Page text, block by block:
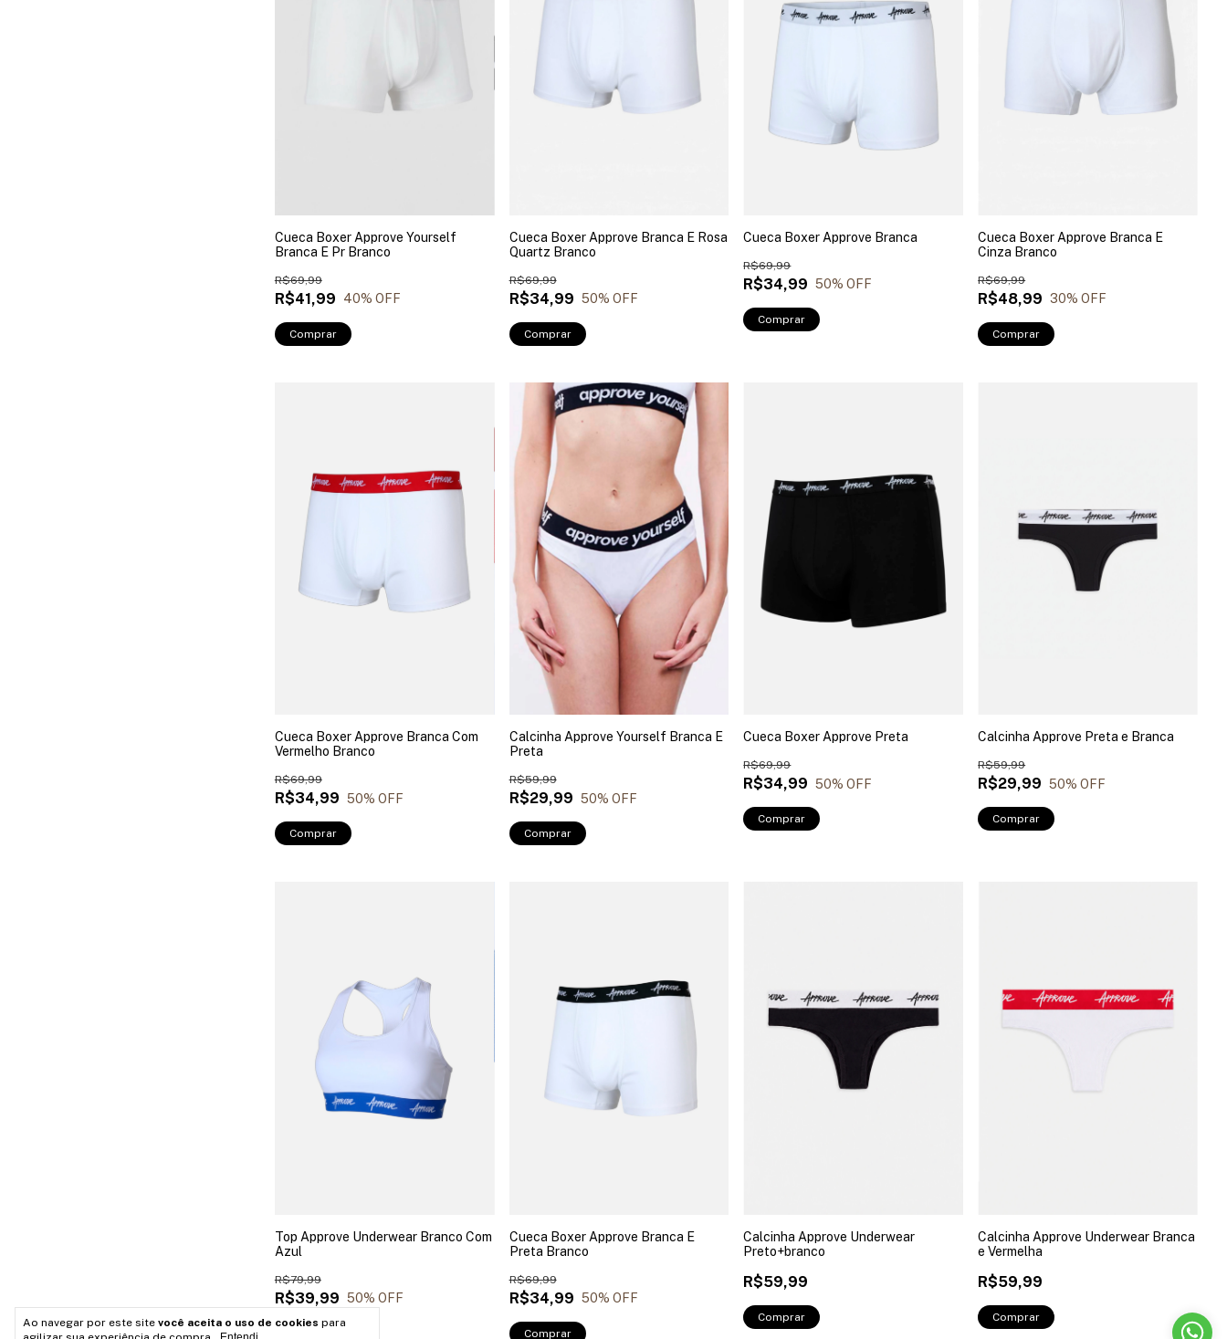
Ao navegar por este site você aceita o uso de cookies para
Cueca Boxer Approve Yourself
Branca E Pr Branco
R$41,99
R$69,99
40% OFF
Comprar
Cueca Boxer Approve Branca E Rosa
Quartz Branco
R$34,99
R$69,99
50% OFF
Comprar
Cueca Boxer Approve Branca
R$34,99
R$69,99
50% OFF
Comprar
Cueca Boxer Approve Branca E
Cinza Branco
R$48,99
R$69,99
30% OFF
Comprar
Cueca Boxer Approve Branca Com
Vermelho Branco
R$34,99
R$69,99
50% OFF
Comprar
Calcinha Approve Yourself Branca E
Preta
R$29,99
R$59,99
50% OFF
Comprar
Cueca Boxer Approve Preta
R$34,99
R$69,99
50% OFF
Comprar
Calcinha Approve Preta e Branca
R$29,99
R$59,99
50% OFF
Comprar
Top Approve Underwear Branco Com
Azul
R$39,99
R$79,99
50% OFF
Cueca Boxer Approve Branca E
Preta Branco
R$34,99
R$69,99
50% OFF
Comprar
Calcinha Approve Underwear
Preto+branco
R$59,99
Comprar
Calcinha Approve Underwear Branca
e Vermelha
R$59,99
Comprar